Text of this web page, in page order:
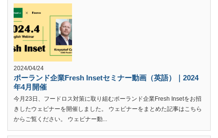
2024/04/24
ポーランド企業Fresh Insetセミナー動画（英語）｜2024
年4月開催
今月23日、フードロス対策に取り組むポーランド企業Fresh Insetをお招
きしたウェビナーを開催しました。 ウェビナーをまとめた記事はこちら
からご覧ください。 ウェビナー動...